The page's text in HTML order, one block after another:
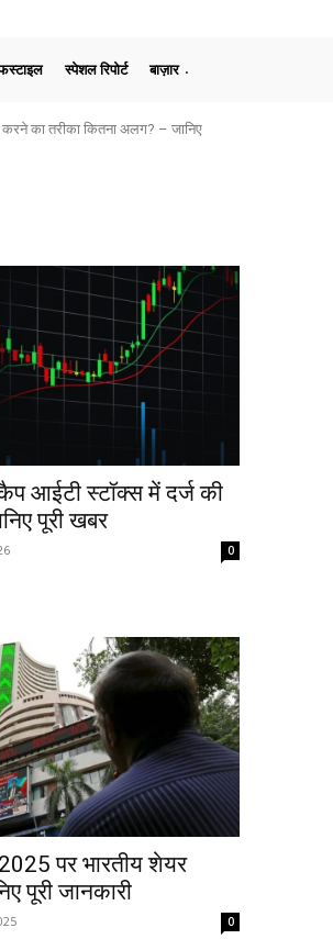
स्पेशल रिपोर्ट बाज़ार
का तरीका कितना अलग? – जानिए
को बताया लोकतंत्र की हार
आईटी स्टॉक्स में दर्ज की
पूरी खबर
0
पर भारतीय शेयर
पूरी जानकारी
0